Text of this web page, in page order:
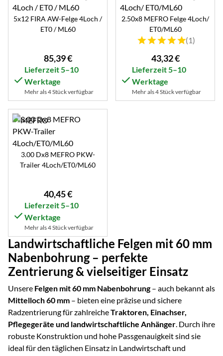
5x12 FIRA AW-Felge 4Loch /
ET0 / ML60
85,39€
Lieferzeit 5–10
Werktage
Mehr als 4 Stück verfügbar
2.50x8 MEFRO Felge 4Loch/
ET0/ML60
Bewertung: 5 von 5 (1
(1)
43,32€
Lieferzeit 5–10
Werktage
Mehr als 4 Stück verfügbar
3.00 Dx8 MEFRO PKW-
Trailer 4Loch/ET0/ML60
40,45€
Lieferzeit 5–10
Werktage
Mehr als 4 Stück verfügbar
Landwirtschaftliche Felgen mit 60 mm
Nabenbohrung – perfekte
Zentrierung & vielseitiger Einsatz
Unsere Felgen mit 60 mm Nabenbohrung– auch bekannt als
Mittelloch 60 mm – bieten eine präzise und sichere
Radzentrierung für zahlreicheTraktoren, Einachser,
Pflegegeräte und landwirtschaftliche Anhänger. Durch ihre
robuste Konstruktion und hohe Passgenauigkeit sind sie
ideal für den täglichen Einsatz in Landwirtschaft und